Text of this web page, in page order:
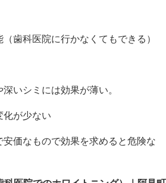
（歯科医院に行かなくてもできる）
いシミには効果が薄い。
化が少ない
安価なもので効果を求めると危険な